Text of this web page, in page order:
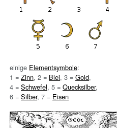
einige Elementsymbole:
1 = Zinn, 2 = Blei, 3 = Gold,
4 = Schwefel, 5 = Quecksilber,
6 = Silber, 7 = Eisen